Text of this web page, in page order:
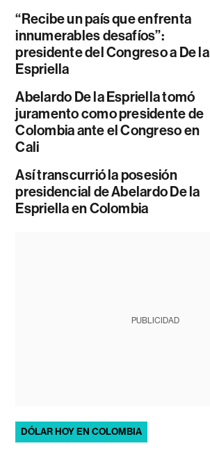
“Recibe un país que enfrenta
innumerables desafíos”:
presidente del Congreso a De la
Espriella
Abelardo De la Espriella tomó
juramento como presidente de
Colombia ante el Congreso en
Cali
Así transcurrió la posesión
presidencial de Abelardo De la
Espriella en Colombia
PUBLICIDAD
DÓLAR HOY EN COLOMBIA